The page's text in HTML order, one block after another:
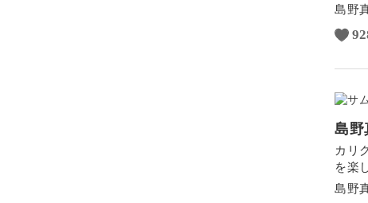
島野
島野
カリ
を楽
島野